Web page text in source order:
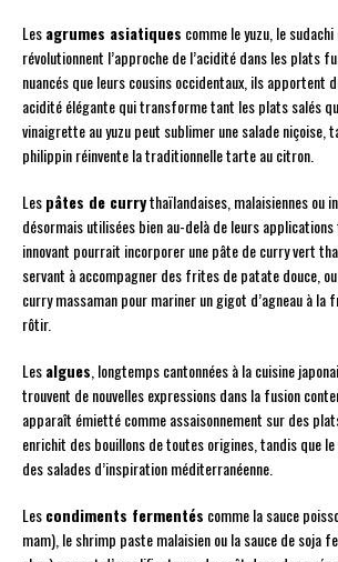
Lesagrumes asiatiques comme le yuzu, le
révolutionnent l’approche de l’acidité dans les plats
nuancés que leurs cousins occidentaux, ils apportent
acidité élégante qui transforme tant les plats salés
vinaigrette au yuzu peut sublimer une salade niçoise,
philippin réinvente la traditionnelle tarte au citron.
Lespâtes de currythaïlandaises, malaisiennes ou
désormais utilisées bien au-delà de leurs
innovant pourrait incorporer une pâte de curry vert
servant à accompagner des frites de patate douce,
curry massaman pour mariner un gigot d’agneau à la
rôtir.
Lesalgues, longtemps cantonnées à la cuisine
trouvent de nouvelles expressions dans la fusion
apparaît émietté comme assaisonnement sur des
enrichit des bouillons de toutes origines, tandis que le
des salades d’inspiration méditerranéenne.
Lescondiments fermentés comme la sauce
mam), le shrimp paste malaisien ou la sauce de soja